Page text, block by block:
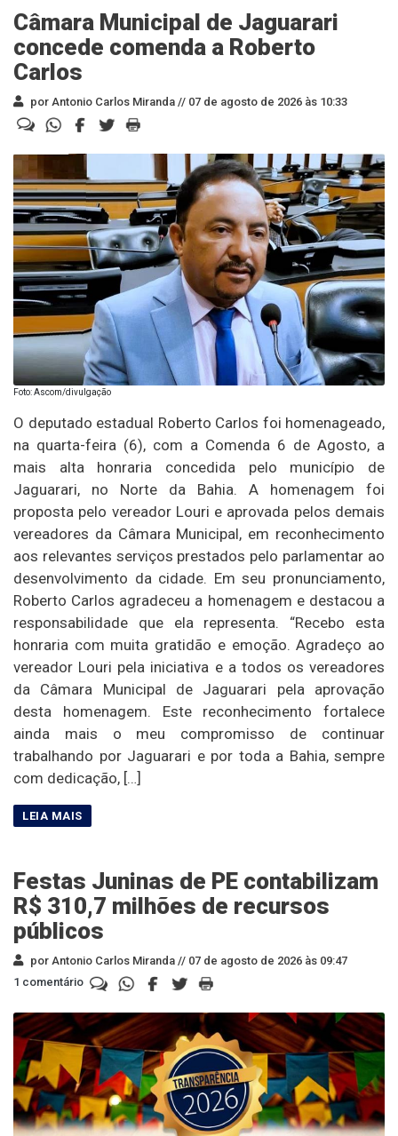
Câmara Municipal de Jaguarari
concede comenda a Roberto
Carlos
por Antonio Carlos Miranda // 07 de agosto de 2026 às 10:33
Foto: Ascom/divulgação
O deputado estadual Roberto Carlos foi homenageado,
na quarta-feira (6), com a Comenda 6 de Agosto, a
mais alta honraria concedida pelo município de
Jaguarari, no Norte da Bahia. A homenagem foi
proposta pelo vereador Louri e aprovada pelos demais
vereadores da Câmara Municipal, em reconhecimento
aos relevantes serviços prestados pelo parlamentar ao
desenvolvimento da cidade. Em seu pronunciamento,
Roberto Carlos agradeceu a homenagem e destacou a
responsabilidade que ela representa. “Recebo esta
honraria com muita gratidão e emoção. Agradeço ao
vereador Louri pela iniciativa e a todos os vereadores
da Câmara Municipal de Jaguarari pela aprovação
desta homenagem. Este reconhecimento fortalece
ainda mais o meu compromisso de continuar
trabalhando por Jaguarari e por toda a Bahia, sempre
com dedicação, […]
Festas Juninas de PE contabilizam
R$ 310,7 milhões de recursos
públicos
por Antonio Carlos Miranda // 07 de agosto de 2026 às 09:47
1 comentário